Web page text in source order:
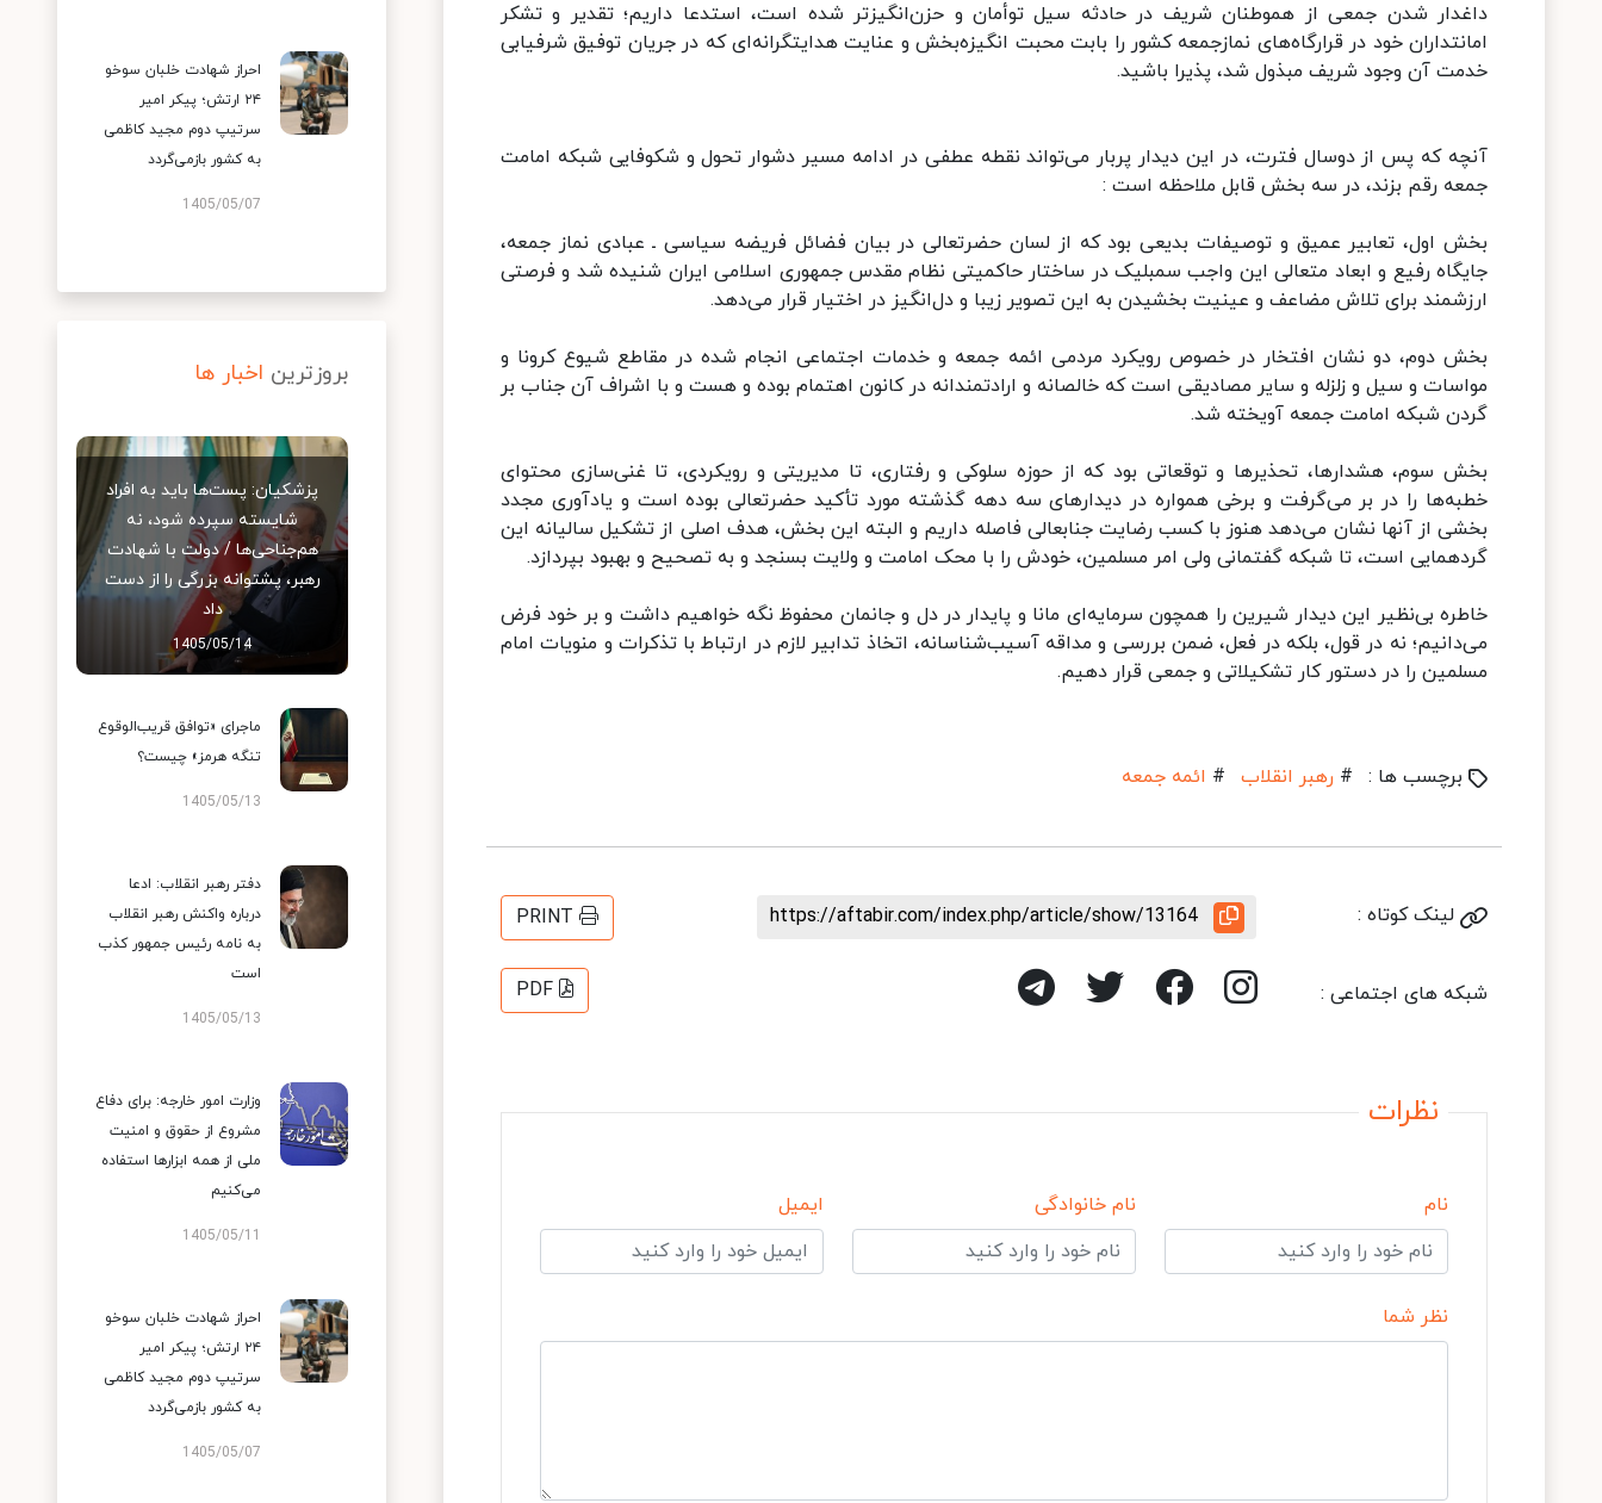
داغدار شدن جمعی از هموطنان شریف در حادثه سیل توأمان و حزن‌انگیزتر شده است، استدعا داریم؛ تقدیر و تشکر
امانتداران خود در قرارگاه‌های نمازجمعه کشور را بابت محبت انگیزه‌بخش و عنایت هدایتگرانه‌ای که در جریان توفیق شرفیابی
خدمت آن وجود شریف مبذول شد، پذیرا باشید.
آنچه که پس از دوسال فترت، در این دیدار پربار می‌تواند نقطه عطفی در ادامه مسیر دشوار تحول و شکوفایی شبکه امامت
جمعه رقم بزند، در سه بخش قابل ملاحظه است :
بخش اول، تعابیر عمیق و توصیفات بدیعی بود که از لسان حضرتعالی در بیان فضائل فریضه سیاسی ـ عبادی نماز جمعه،
جایگاه رفیع و ابعاد متعالی این واجب سمبلیک در ساختار حاکمیتی نظام مقدس جمهوری اسلامی ایران شنیده شد و فرصتی
ارزشمند برای تلاش مضاعف و عینیت بخشیدن به این تصویر زیبا و دل‌انگیز در اختیار قرار می‌دهد.
بخش دوم، دو نشان افتخار در خصوص رویکرد مردمی ائمه جمعه و خدمات اجتماعی انجام شده در مقاطع شیوع کرونا و
مواسات و سیل و زلزله و سایر مصادیقی است که خالصانه و ارادتمندانه در کانون اهتمام بوده و هست و با اشراف آن جناب بر
گردن شبکه امامت جمعه آویخته شد.
بخش سوم، هشدارها، تحذیرها و توقعاتی بود که از حوزه سلوکی و رفتاری، تا مدیریتی و رویکردی، تا غنی‌سازی محتوای
خطبه‌ها را در بر می‌گرفت و برخی همواره در دیدارهای سه دهه گذشته مورد تأکید حضرتعالی بوده است و یادآوری مجدد
بخشی از آنها نشان می‌دهد هنوز با کسب رضایت جنابعالی فاصله داریم و البته این بخش، هدف اصلی از تشکیل سالیانه این
گردهمایی است، تا شبکه گفتمانی ولی امر مسلمین، خودش را با محک امامت و ولایت بسنجد و به تصحیح و بهبود بپردازد.
خاطره بی‌نظیر این دیدار شیرین را همچون سرمایه‌ای مانا و پایدار در دل و جانمان محفوظ نگه خواهیم داشت و بر خود فرض
می‌دانیم؛ نه در قول، بلکه در فعل، ضمن بررسی و مداقه آسیب‌شناسانه، اتخاذ تدابیر لازم در ارتباط با تذکرات و منویات امام
مسلمین را در دستور کار تشکیلاتی و جمعی قرار دهیم.
برچسب ها : # رهبر انقلاب # ائمه جمعه
لینک کوتاه : https://aftabir.com/index.php/article/show/13164
PRINT
شبکه های اجتماعی : PDF
نظرات
نام نام خانوادگی ایمیل
نظر شما
احراز شهادت خلبان سوخو
۲۴ ارتش؛ پیکر امیر
سرتیپ دوم مجید کاظمی
به کشور بازمی‌گردد
1405/05/07
بروزترین اخبار ها
پزشکیان: پست‌ها باید به افراد
شایسته سپرده شود، نه
هم‌جناحی‌ها / دولت با شهادت
رهبر، پشتوانه بزرگی را از دست
داد
1405/05/14
ماجرای «توافق قریب‌الوقوع
تنگه هرمز» چیست؟
1405/05/13
دفتر رهبر انقلاب: ادعا
درباره واکنش رهبر انقلاب
به نامه رئیس جمهور کذب
است
1405/05/13
وزارت امور خارجه: برای دفاع
مشروع از حقوق و امنیت
ملی از همه ابزارها استفاده
می‌کنیم
1405/05/11
احراز شهادت خلبان سوخو
۲۴ ارتش؛ پیکر امیر
سرتیپ دوم مجید کاظمی
به کشور بازمی‌گردد
1405/05/07